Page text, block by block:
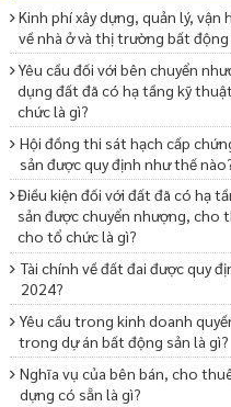
Kinh phí xây dựng, quản lý,
về nhà ở và thị trường bất
Yêu cầu đối với bên chuyển
dụng đất đã có hạ tầng kỹ
chức là gì?
Hội đồng thi sát hạch cấp
sản được quy định như thế
Điều kiện đối với đất đã có hạ
sản được chuyển nhượng, cho
cho tổ chức là gì?
Tài chính về đất đai được quy
2024?
Yêu cầu trong kinh doanh
trong dự án bất động sản là gì?
Nghĩa vụ của bên bán, cho
dựng có sẵn là gì?